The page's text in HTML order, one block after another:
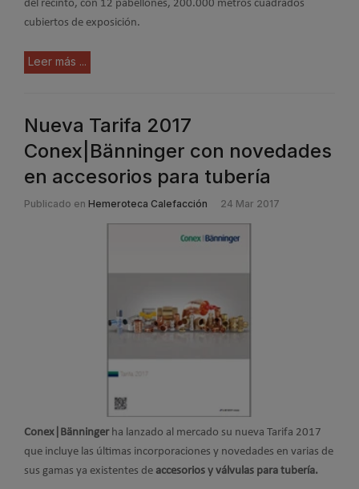
del recinto, con 12 pabellones, 200.000 metros cuadrados
cubiertos de exposición.
Leer más ...
Nueva Tarifa 2017
Conex|Bänninger con novedades
en accesorios para tubería
Publicado en Hemeroteca Calefacción 24 Mar 2017
Conex|Bänningerha lanzado al mercado su nueva Tarifa 2017
que incluye las últimas incorporaciones y novedades en varias de
sus gamas ya existentes de accesorios y válvulas para tubería.